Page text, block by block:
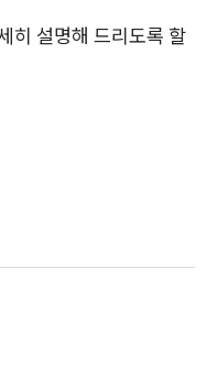
히 설명해 드리도록 할